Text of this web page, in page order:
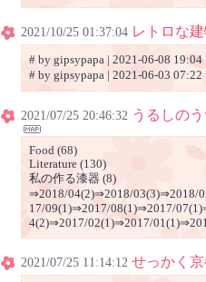
2021/10/25 01:37:04 レトロな
# by gipsypapa | 2021-06-08 19:04
# by gipsypapa | 2021-06-03 07:22
2021/07/25 20:46:32 うるしの
Food (68)
Literature (130)
私の作る漆器 (8)
⇒2018/04(2)⇒2018/03(3)⇒2018/
17/09(1)⇒2017/08(1)⇒2017/
4(2)⇒2017/02(1)⇒2017/
2021/07/25 11:14:12 せっかく